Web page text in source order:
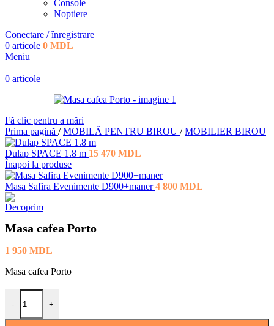
Console
Noptiere
Conectare / înregistrare
0 articole 0 MDL
Meniu
0 articole
Fă clic pentru a mări
Prima pagină / MOBILĂ PENTRU BIROU / MOBILIER BIROU
Dulap SPACE 1.8 m 15 470 MDL
Înapoi la produse
Masa Safira Evenimente D900+maner4 800 MDL
Masa cafea Porto
1 950 MDL
Masa cafea Porto
-
Cantitate Masa cafea Porto
+